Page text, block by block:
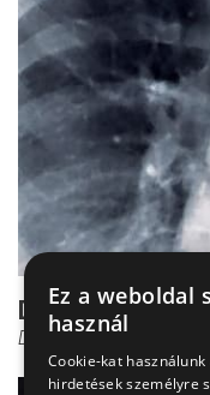
Dr. Mucsi: Szülői
Dr. Mucsi János
Ez a weboldal
használ
Cookie-kat
hirdetések személyre